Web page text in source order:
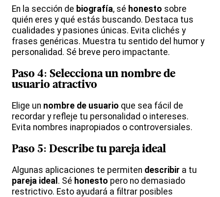
En la sección de biografía, sé honesto sobre
quién eres y qué estás buscando. Destaca tus
cualidades y pasiones únicas. Evita clichés y
frases genéricas. Muestra tu sentido del humor y
personalidad. Sé breve pero impactante.
Paso 4: Selecciona un nombre de
usuario atractivo
Elige un nombre de usuario que sea fácil de
recordar y refleje tu personalidad o intereses.
Evita nombres inapropiados o controversiales.
Paso 5: Describe tupareja ideal
Algunas aplicaciones te permiten describir a tu
pareja ideal . Sé honesto pero no demasiado
restrictivo. Esto ayudará a filtrar posibles